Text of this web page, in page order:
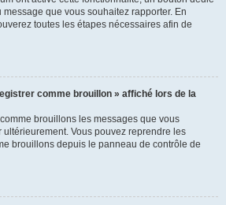
que vous souhaitez rapporter. En
toutes les étapes nécessaires afin de
comme brouillon » affiché lors de la
comme brouillons les messages que vous
Vous pouvez reprendre les
brouillons depuis le panneau de contrôle de